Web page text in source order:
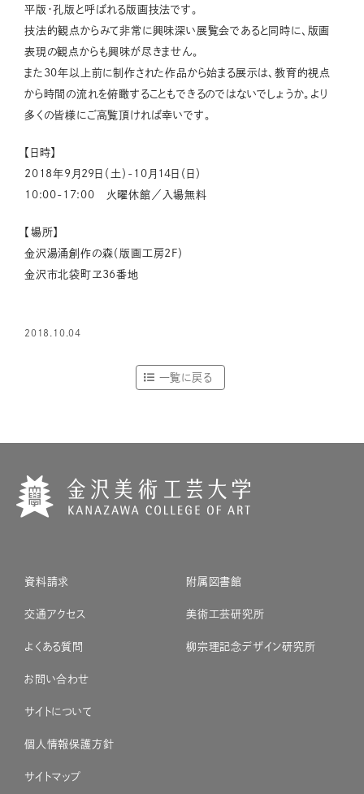
平版・孔版と呼ばれる版画技法です。
技法的観点からみて非常に興味深い展覧会であると同時に、版画
表現の観点からも興味が尽きません。
また30年以上前に制作された作品から始まる展示は、教育的視点
から時間の流れを俯瞰することもできるのではないでしょうか。より
多くの皆様にご高覧頂ければ幸いです。
【日時】
2018年9月29日（土）-10月14日（日）
10:00-17:00 火曜休館／入場無料
【場所】
金沢湯涌創作の森（版画工房2F）
金沢市北袋町ヱ36番地
2018.10.04
一覧に戻る
資料請求
交通アクセス
よくある質問
お問い合わせ
サイトについて
個人情報保護方針
サイトマップ
附属図書館
美術工芸研究所
柳宗理記念デザイン研究所